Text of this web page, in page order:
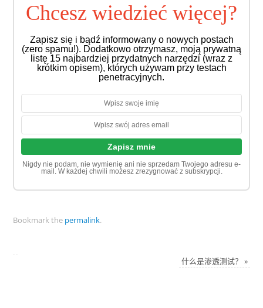
Chcesz wiedzieć więcej?
Zapisz się i bądź informowany o nowych postach
(zero spamu!). Dodatkowo otrzymasz, moją prywatną
listę 15 najbardziej przydatnych narzędzi (wraz z
krótkim opisem), których używam przy testach
penetracyjnych.
Nigdy nie podam, nie wymienię ani nie sprzedam Twojego adresu e-
mail. W każdej chwili możesz zrezygnować z subskrypcji.
Bookmark the permalink.
什么是渗透测试？»